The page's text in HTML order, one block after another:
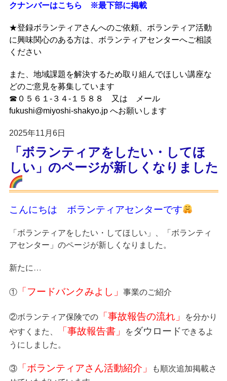
クナンバーはこちら ※最下部に掲載
★登録ボランティアさんへのご依頼、ボランティア活動
に興味関心のある方は、ボランティアセンターへご相談
ください
また、地域課題を解決するため取り組んでほしい講座な
どのご意見を募集しています
☎０５６１-３４-１５８８ 又は メール
fukushi@miyoshi-shakyo.jp へお願いします
2025年11月6日
「ボランティアをしたい・してほ
しい」のページが新しくなりました
こんにちは ボランティアセンターです
「ボランティアをしたい・してほしい」、「ボランティ
アセンター」のページが新しくなりました。
新たに…
①「フードバンクみよし」 事業のご紹介
②ボランティア保険での「事故報告の流れ」
を分かり
やすくまた、
「事故報告書」 をダウロードできるよ
うにしました。
③「ボランティアさん活動紹介」
も順次追加掲載さ